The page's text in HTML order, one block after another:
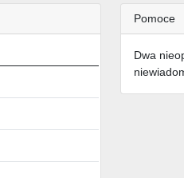
Pomoce
Dwa